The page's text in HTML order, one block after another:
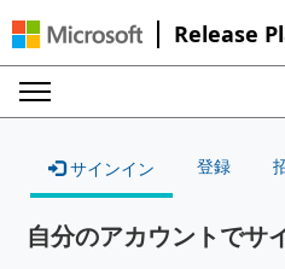
Release
サインイン 登録
自分のアカウントでサ